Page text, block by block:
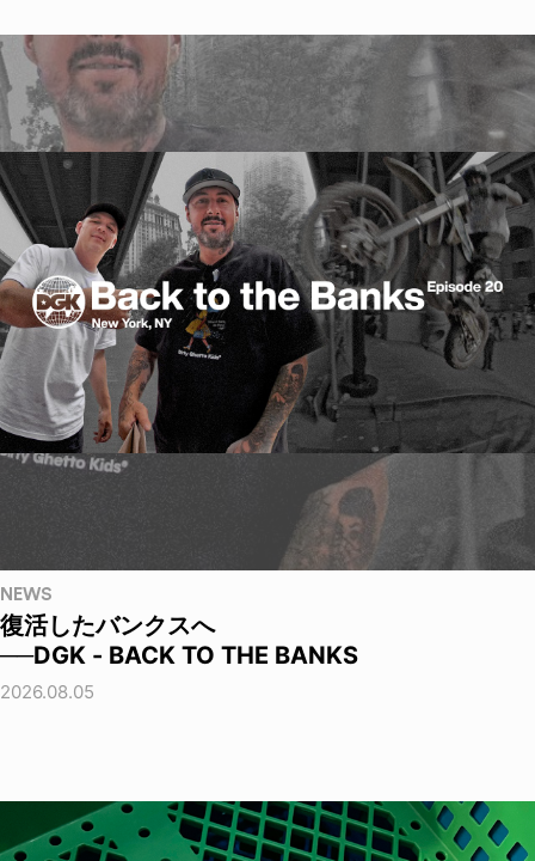
NEWS
復活したバンクスへ
──DGK - BACK TO THE BANKS
2026.08.05